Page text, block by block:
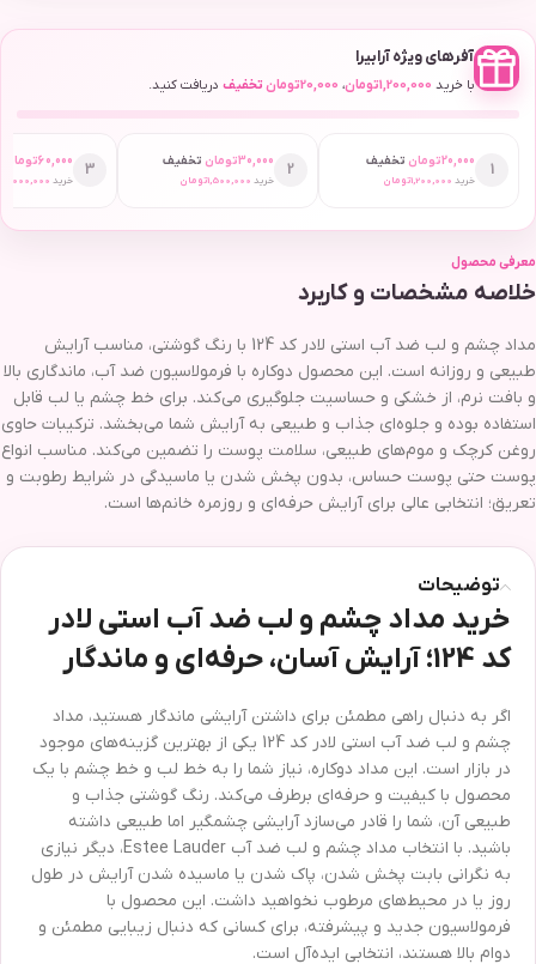
آفرهای ویژه آرابیرا
با خرید 1,200,000تومان، 20,000تومان تخفیف دریافت کنید.
1
20,000تومان تخفیف
خرید 1,200,000تومان
2
30,000تومان تخفیف
خرید 1,500,000تومان
3
60,000تومان
خرید 2,000,000
معرفی محصول
خلاصه مشخصات و کاربرد
مداد چشم و لب ضد آب استی لادر کد 124 با رنگ گوشتی، مناسب آرایش
طبیعی و روزانه است. این محصول دوکاره با فرمولاسیون ضد آب، ماندگاری بالا
و بافت نرم، از خشکی و حساسیت جلوگیری می‌کند. برای خط چشم یا لب قابل
استفاده بوده و جلوه‌ای جذاب و طبیعی به آرایش شما می‌بخشد. ترکیبات حاوی
روغن کرچک و موم‌های طبیعی، سلامت پوست را تضمین می‌کند. مناسب انواع
پوست حتی پوست حساس، بدون پخش شدن یا ماسیدگی در شرایط رطوبت و
تعریق؛ انتخابی عالی برای آرایش حرفه‌ای و روزمره خانم‌ها است.
توضیحات
خرید مداد چشم و لب ضد آب استی لادر
کد 124؛ آرایش آسان، حرفه‌ای و ماندگار
اگر به دنبال راهی مطمئن برای داشتن آرایشی ماندگار هستید، مداد
چشم و لب ضد آب استی لادر کد 124 یکی از بهترین گزینه‌های موجود
در بازار است. این مداد دوکاره، نیاز شما را به خط لب و خط چشم با یک
محصول با کیفیت و حرفه‌ای برطرف می‌کند. رنگ گوشتی جذاب و
طبیعی آن، شما را قادر می‌سازد آرایشی چشمگیر اما طبیعی داشته
باشید. با انتخاب مداد چشم و لب ضد آب Estee Lauder، دیگر نیازی
به نگرانی بابت پخش شدن، پاک شدن یا ماسیده شدن آرایش در طول
روز یا در محیط‌های مرطوب نخواهید داشت. این محصول با
فرمولاسیون جدید و پیشرفته، برای کسانی که دنبال زیبایی مطمئن و
دوام بالا هستند، انتخابی ایده‌آل است.